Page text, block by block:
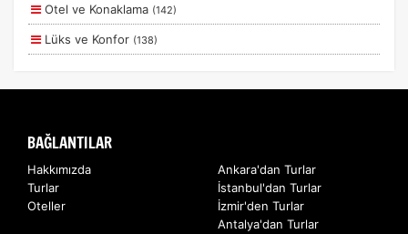
Otel ve Konaklama (142)
Lüks ve Konfor (138)
Ulaşım ve Transfer
BAĞLANTILAR
Hakkımızda
Turlar
Oteller
Ankara'dan Turlar
İstanbul'dan Turlar
İzmir'den Turlar
Antalya'dan Turlar